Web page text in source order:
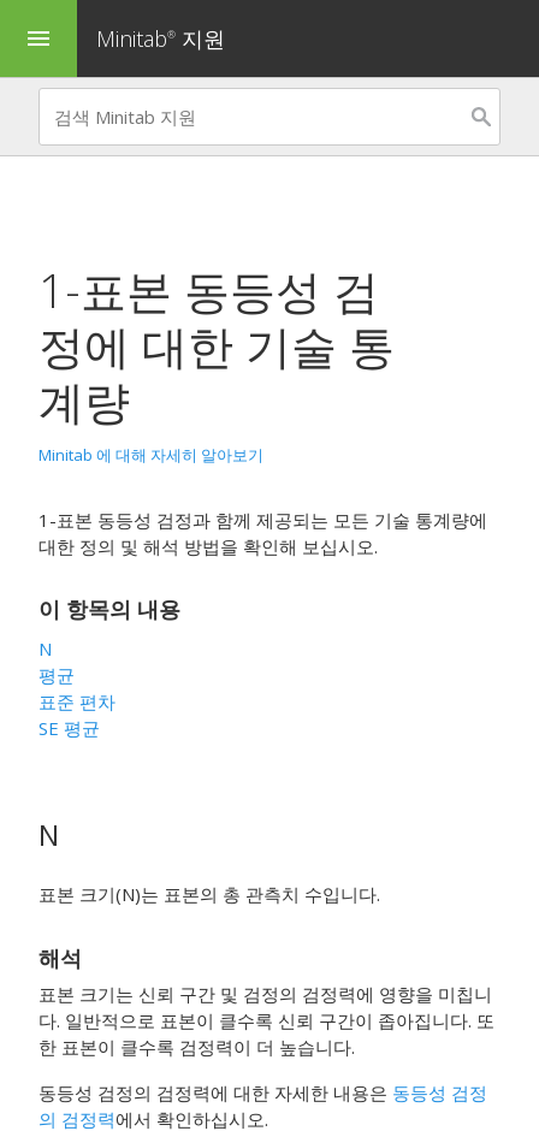
menu Minitab® 지원
1-표본 동등성 검
정에 대한 기술 통
계량
Minitab 에 대해 자세히 알아보기
1-표본 동등성 검정과 함께 제공되는 모든 기술 통계량에
대한 정의 및 해석 방법을 확인해 보십시오.
이 항목의 내용
N
평균
표준 편차
SE 평균
N
표본 크기(N)는 표본의 총 관측치 수입니다.
해석
표본 크기는 신뢰 구간 및 검정의 검정력에 영향을 미칩니
다. 일반적으로 표본이 클수록 신뢰 구간이 좁아집니다. 또
한 표본이 클수록 검정력이 더 높습니다.
동등성 검정의 검정력에 대한 자세한 내용은 동등성 검정
의 검정력에서 확인하십시오.